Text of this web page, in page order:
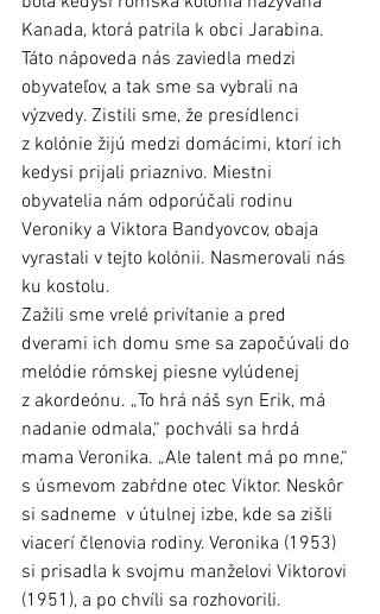
Kanada, ktorá patrila k obci Jarabina.
Táto nápoveda nás zaviedla medzi
obyvateľov, a tak sme sa vybrali na
výzvedy. Zistili sme, že presídlenci
z kolónie žijú medzi domácimi, ktorí ich
kedysi prijali priaznivo. Miestni
obyvatelia nám odporúčali rodinu
Veroniky a Viktora Bandyovcov, obaja
vyrastali v tejto kolónii. Nasmerovali nás
ku kostolu.
Zažili sme vrelé privítanie a pred
dverami ich domu sme sa započúvali do
melódie rómskej piesne vylúdenej
z akordeónu. „To hrá náš syn Erik, má
nadanie odmala,“ pochváli sa hrdá
mama Veronika. „Ale talent má po mne,“
s úsmevom zabŕdne otec Viktor. Neskôr
si sadneme  v útulnej izbe, kde sa zišli
viacerí členovia rodiny. Veronika (1953)
si prisadla k svojmu manželovi Viktorovi
(1951), a po chvíli sa rozhovorili.